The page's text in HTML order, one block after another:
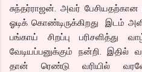
சுந்தர்ராஜன். அவர் பேசியதற்கான
ஓடிக் கொண்டிருக்கிறது இடம்
பங்காய் சிறப்பு பரிசளித்து
வேடியப்பனுக்கும் நன்றி. இதில்
தான் ரெண்டு வரியில்